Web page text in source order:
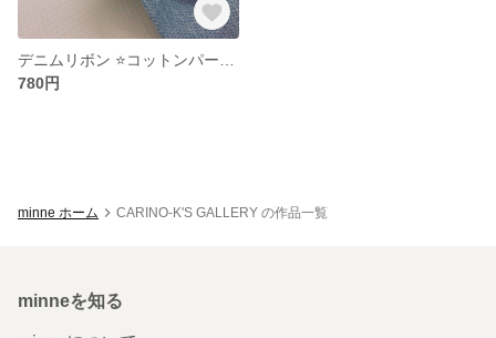
780円
minne ホーム CARINO-K'S GALLERY の作品一覧
minneを知る